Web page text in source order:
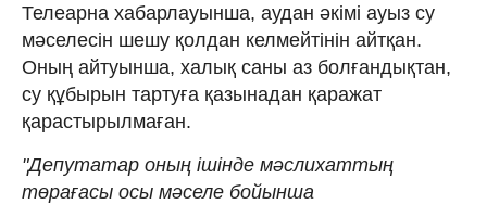
Телеарна хабарлауынша, аудан әкімі ауыз су
мәселесін шешу қолдан келмейтінін айтқан.
Оның айтуынша, халық саны аз болғандықтан,
су құбырын тартуға қазынадан қаражат
қарастырылмаған.
"Депутатар оның ішінде мәслихаттың
төрағасы осы мәселе бойынша